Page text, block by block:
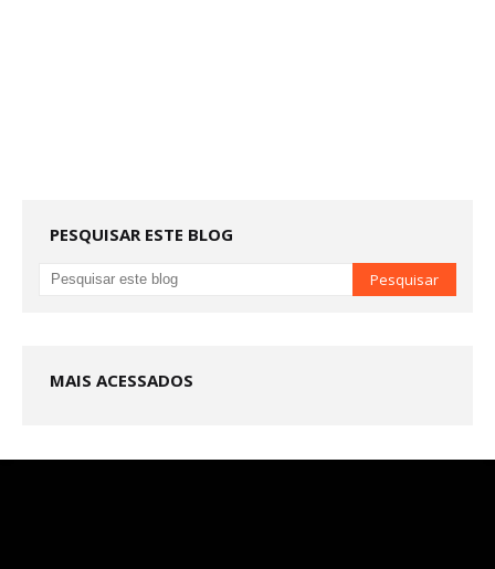
PESQUISAR ESTE BLOG
MAIS ACESSADOS